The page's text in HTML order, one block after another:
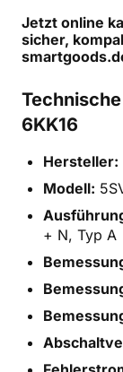
Jetzt online
sicher,
6KK16
Hersteller:
Modell:
+ N, Typ A